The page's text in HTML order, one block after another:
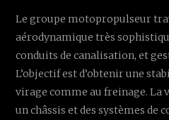
Le groupe motopropulseur
aérodynamique très
conduits de canalisation, et
L’objectif est d’obtenir une
virage comme au freinage. La
un châssis et des systèmes de